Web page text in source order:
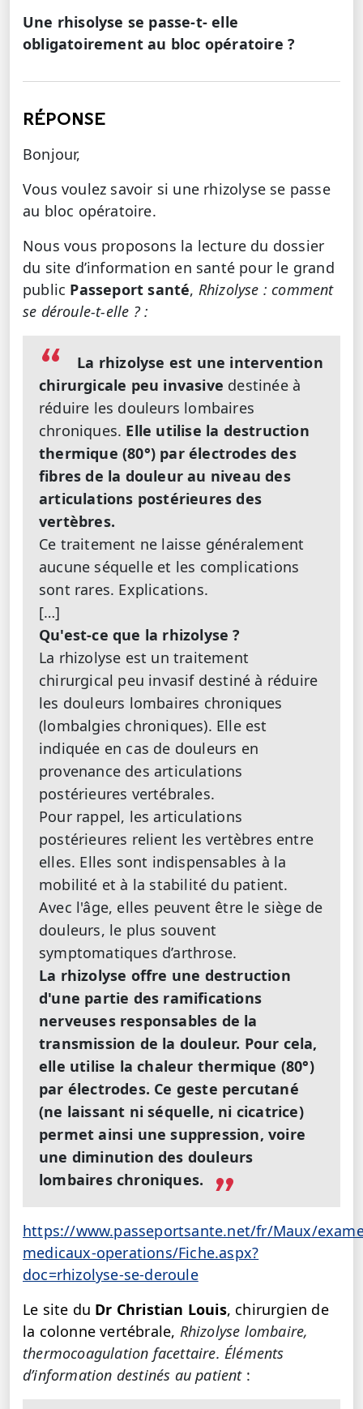
Une rhisolyse se passe-t- elle
obligatoirement au bloc opératoire ?
RÉPONSE
Bonjour,
Vous voulez savoir si une rhizolyse se passe
au bloc opératoire.
Nous vous proposons la lecture du dossier
du site d’information en santé pour le grand
public Passeport santé, Rhizolyse : comment
se déroule-t-elle ? :
La rhizolyse est une intervention
chirurgicale peu invasive destinée à
réduire les douleurs lombaires
chroniques. Elle utilise la destruction
thermique (80°) par électrodes des
fibres de la douleur au niveau des
articulations postérieures des
vertèbres.
Ce traitement ne laisse généralement
aucune séquelle et les complications
sont rares. Explications.
[…]
Qu'est-ce que la rhizolyse ?
La rhizolyse est un traitement
chirurgical peu invasif destiné à réduire
les douleurs lombaires chroniques
(lombalgies chroniques). Elle est
indiquée en cas de douleurs en
provenance des articulations
postérieures vertébrales.
Pour rappel, les articulations
postérieures relient les vertèbres entre
elles. Elles sont indispensables à la
mobilité et à la stabilité du patient.
Avec l'âge, elles peuvent être le siège de
douleurs, le plus souvent
symptomatiques d’arthrose.
La rhizolyse offre une destruction
d'une partie des ramifications
nerveuses responsables de la
transmission de la douleur. Pour cela,
elle utilise la chaleur thermique (80°)
par électrodes. Ce geste percutané
(ne laissant ni séquelle, ni cicatrice)
permet ainsi une suppression, voire
une diminution des douleurs
lombaires chroniques.
https://www.passeportsante.net/fr/Maux/
medicaux-operations/Fiche.aspx?
doc=rhizolyse-se-deroule
Le site du Dr Christian Louis, chirurgien de
la colonne vertébrale, Rhizolyse lombaire,
thermocoagulation facettaire. Éléments
d’information destinés au patient: